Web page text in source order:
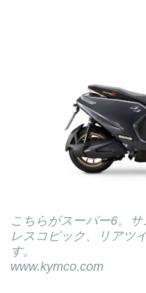
こちらがスーパー6。
レスコピック、リアツ
す。
www.kymco.com